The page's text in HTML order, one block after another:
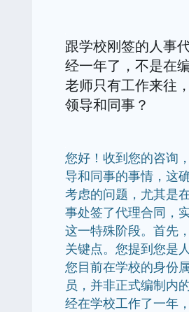
跟学校刚签的人事
经一年了，不是在
老师只有工作来往
领导和同事？
您好！收到您的咨询
导和同事的事情，这
考虑的问题，尤其是
事处签了代理合同，
这一特殊阶段。首先
关键点。您提到您是
您目前在学校的身份
员，并非正式编制内
经在学校工作了一年